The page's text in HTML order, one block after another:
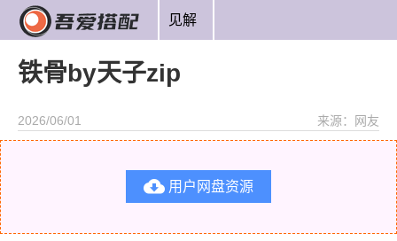
见解
铁骨by天子zip
2026/06/01 来源：网友
 用户网盘资源